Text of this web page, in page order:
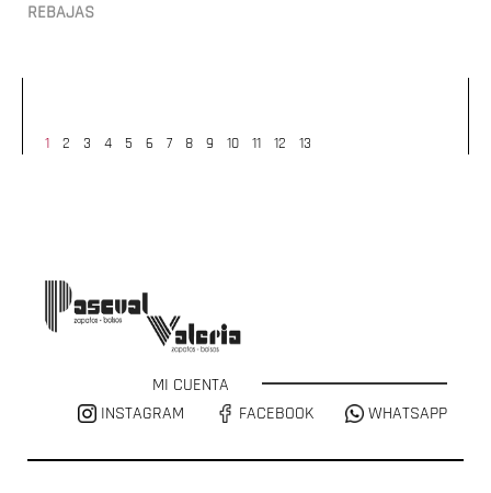
REBAJAS
1 2 3 4 5 6 7 8 9 10 11 12 13
MI CUENTA
INSTAGRAM
FACEBOOK WHATSAPP